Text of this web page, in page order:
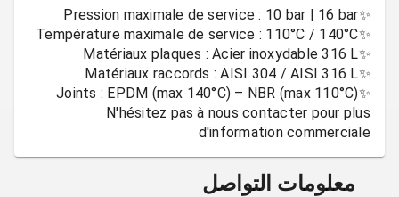
N'hésitez pas à nous contacter pour plus
d'information commerciale
معلومات التواصل